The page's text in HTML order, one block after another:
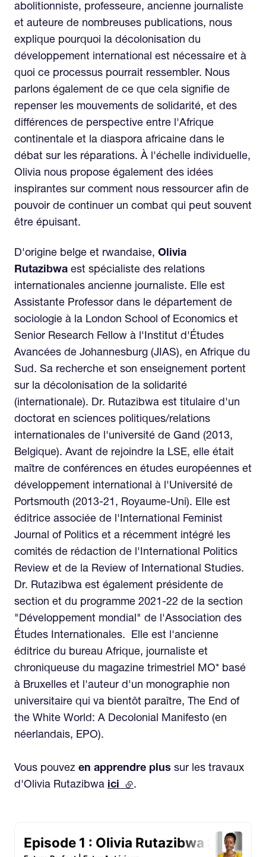
abolitionniste, professeure, ancienne journaliste
et auteure de nombreuses publications, nous
explique pourquoi la décolonisation du
développement international est nécessaire et à
quoi ce processus pourrait ressembler. Nous
parlons également de ce que cela signifie de
repenser les mouvements de solidarité, et des
différences de perspective entre l'Afrique
continentale et la diaspora africaine dans le
débat sur les réparations. À l'échelle individuelle,
Olivia nous propose également des idées
inspirantes sur comment nous ressourcer afin de
pouvoir de continuer un combat qui peut souvent
être épuisant.
D'origine belge et rwandaise, Olivia
Rutazibwa est spécialiste des relations
internationales ancienne journaliste. Elle est
Assistante Professor dans le département de
sociologie à la London School of Economics et
Senior Research Fellow à l'Institut d'Études
Avancées de Johannesburg (JIAS), en Afrique du
Sud. Sa recherche et son enseignement portent
sur la décolonisation de la solidarité
(internationale). Dr. Rutazibwa est titulaire d'un
doctorat en sciences politiques/relations
internationales de l'université de Gand (2013,
Belgique). Avant de rejoindre la LSE, elle était
maître de conférences en études européennes et
développement international à l'Université de
Portsmouth (2013-21, Royaume-Uni). Elle est
éditrice associée de l'International Feminist
Journal of Politics et a récemment intégré les
comités de rédaction de l'International Politics
Review et de la Review of International Studies.
Dr. Rutazibwa est également présidente de
section et du programme 2021-22 de la section
"Développement mondial" de l'Association des
Études Internationales. Elle est l'ancienne
éditrice du bureau Afrique, journaliste et
chroniqueuse du magazine trimestriel MO* basé
à Bruxelles et l'auteur d'un monographie non
universitaire qui va bientôt paraître, The End of
the White World: A Decolonial Manifesto (en
néerlandais, EPO).
Vous pouvez en apprendre plus sur les travaux
d'Olivia Rutazibwa ici (external link)
.